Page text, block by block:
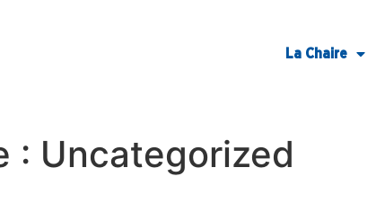
La Chaire
: Uncategorized